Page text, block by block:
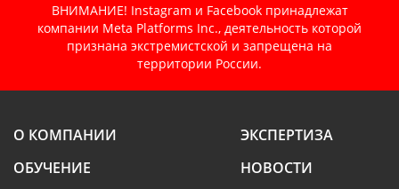
ВНИМАНИЕ! Instagram и Facebook принадлежат
компании Meta Platforms Inc., деятельность которой
признана экстремистской и запрещена на
территории России.
О КОМПАНИИ
ЭКСПЕРТИЗА
ОБУЧЕНИЕ
НОВОСТИ